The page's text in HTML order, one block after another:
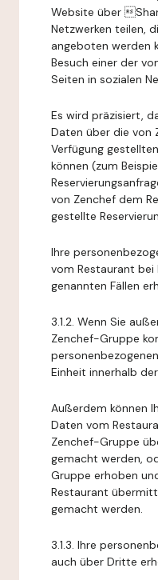
Website über
Netzwerken teilen,
angeboten werden
Besuch einer der
Seiten in sozialen
Es wird präzisiert,
Daten über die von
Verfügung
können (zum
von Zenchef dem
gestellte
Ihre
vom Restaurant bei
genannten Fällen
3.1.2. Wenn Sie
Zenchef-Gruppe
Einheit innerhalb
Außerdem können
Daten vom
Zenchef-Gruppe
gemacht werden,
Gruppe erhoben
Restaurant
gemacht werden.
3.1.3. Ihre
auch über Dritte